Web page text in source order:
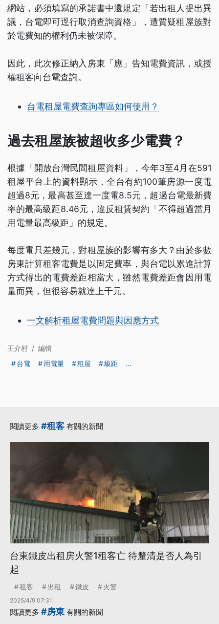
網站，必須填寫的承諾書中還規定「若出租人提出異
議，台電即可逕行取消查詢資格」，遭質疑租屋族對
於電費知的權利仍未被保障。
因此，此次修正納入房東「應」告知電費資訊，或授
權租客向台電查詢。
台電租屋電費查詢專區如何使用？
過去租屋族被超收多少電費？
根據「開放台灣民間租屋資料」，今年3至4月在591
租屋平台上的資料顯示，全台有約100筆房源一度電
超過8元，最高甚至達一度電8.5元，超過台電最新費
率的最高級距8.46元，違反租賃契約「不得超過當月
用電量最高級距」的規定。
每度電只差幾元，對租屋族的影響有多大？由於多數
房東計算租客電費是以固定費率，與台電以累進計算
方式得出的電費差距相當大，雖然電費差距會因用電
量而異，但很容易就達上千元。
一文解析租屋電費問題與因應方式
王介村 / 編輯
台電
用電量 租屋 級距 ...
閱讀更多 #租客 有關的新聞
台東鐵皮出租房火警1租客亡 待釐清是否人為引
起
租客 出租 鐵皮 火警
2025/4/9 07:31
閱讀更多 #房東有關的新聞